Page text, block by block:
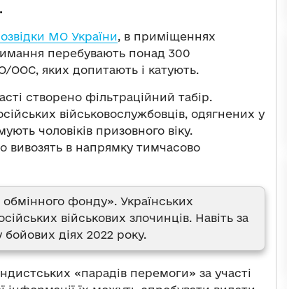
МО України, в приміщеннях
перебувають понад 300
ООС, яких допитають і катують.
створено фільтраційний табір.
військовослужбовців, одягнених у
чоловіків призовного віку.
вивозять в напрямку тимчасово
фонду». Українських
військових злочинців. Навіть за
діях 2022 року.
«парадів перемоги» за участі